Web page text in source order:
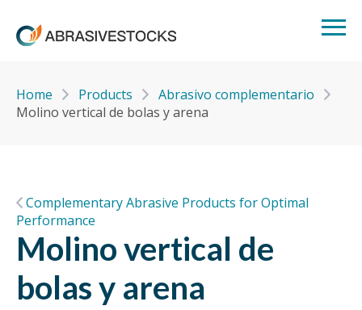
Home Products
Abrasivo complementario
Molino vertical de bolas y arena
Complementary Abrasive Products for Optimal
Performance
Molino vertical de
bolas y arena